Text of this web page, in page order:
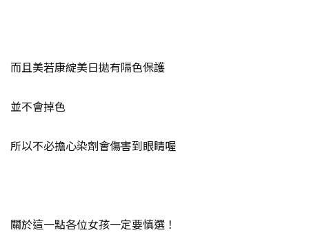
而且美若康綻美日拋有隔色保護
並不會掉色
所以不必擔心染劑會傷害到眼睛喔
關於這一點各位女孩一定要慎選！